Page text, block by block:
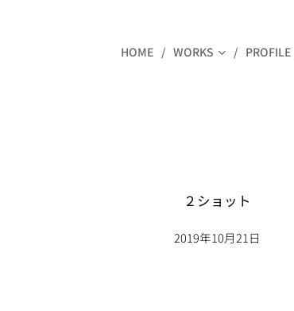
HOME WORKS PROFILE
２ショット
2019年10月21日